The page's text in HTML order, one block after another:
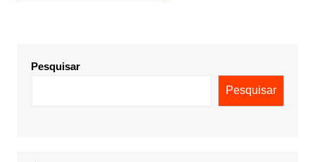
Pesquisar
Pesquisar